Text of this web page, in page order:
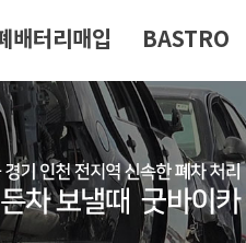
배터리매입 BASTRO